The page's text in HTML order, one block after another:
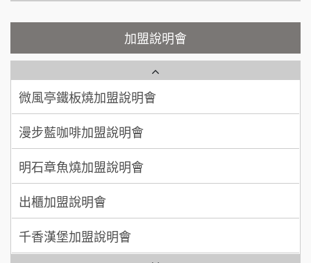
顏 先生/小姐 台北市
廖 先生/小姐 高雄市
加盟預算
【曉妍美妝】誠徵行政櫃檯
自助洗衣店誠徵代洗收送人員(台中市)
MUSHEN徵SPA美容芳療師
日十。早午食加盟說明會
拾鑶火鍋加盟說明會
全家加盟說明會
加盟說明會
鮮茶道加盟說明會
微風亭鐵板燒加盟說明會
漫步藍咖啡加盟說明會
明石章魚燒加盟說明會
出櫃加盟說明會
千香漢堡加盟說明會
七盞茶加盟說明會